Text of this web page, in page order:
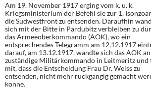
Am 19. November 1917 erging vom k. u. k.
Kriegsministerium der Befehl sie zur 1.
die Südwestfront zu entsenden. Daraufhin
sich mit der Bitte in Pardubitz verbleiben zu
das Armeeoberkommando (AOK), wo ein
entsprechendes Telegramm am 12.12.1917
darauf, am 13.12.1917, wandte sich das AOK
zuständige Militärkommando in Leitmeritz und
mit, dass die Entscheidung Frau Dr. Weiss zu
entsenden, nicht mehr rückgängig gemacht
könne.